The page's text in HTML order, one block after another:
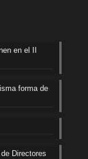
en el II
forma de
Directores